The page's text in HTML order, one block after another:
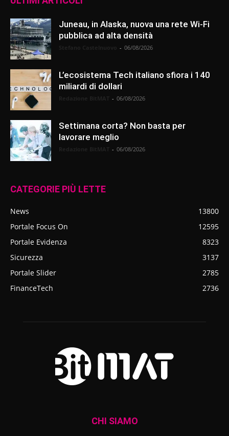
Juneau, in Alaska, nuova una rete Wi-Fi
pubblica ad alta densità
- 06/08/2026
L’ecosistema Tech italiano sfiora i 140
miliardi di dollari
- 06/08/2026
Settimana corta? Non basta per
lavorare meglio
- 06/08/2026
CATEGORIE PIÙ LETTE
News
13800
Portale Focus On
12595
Portale Evidenza
8323
Sicurezza
3137
Portale Slider
2785
FinanceTech
2736
CHI SIAMO